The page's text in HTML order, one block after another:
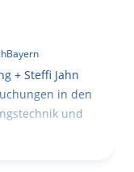
Bayern
+ Steffi Jahn
in den
und